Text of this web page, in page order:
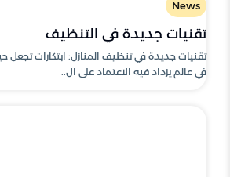
News
تقنيات جديدة في التنظيف
تقنيات جديدة في تنظيف المنازل: ابتكارات تجعل
في عالم يزداد فيه الاعتماد على ال..